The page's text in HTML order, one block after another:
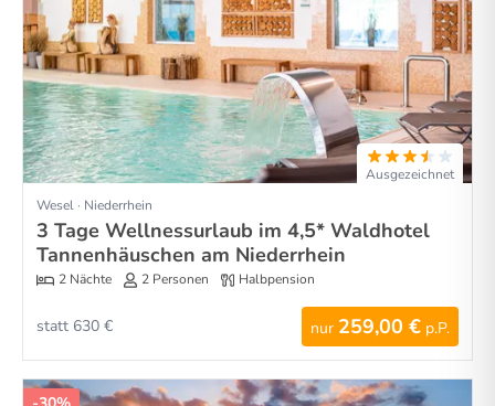
Ausgezeichnet
Wesel · Niederrhein
3 Tage Wellnessurlaub im 4,5* Waldhotel
Tannenhäuschen am Niederrhein
2 Nächte 2 Personen Halbpension
nur 259,00 € p.P.
statt 630 €